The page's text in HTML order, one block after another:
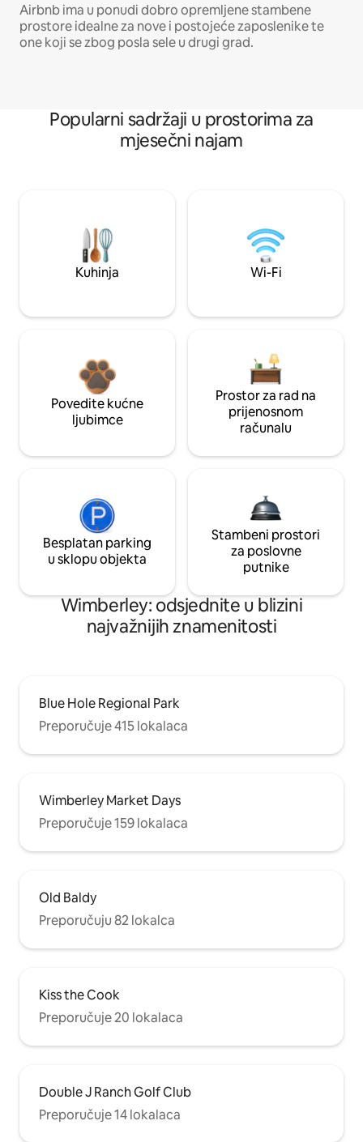
Airbnb ima u ponudi dobro opremljene stambene
prostore idealne za nove i postojeće zaposlenike te
one koji se zbog posla sele u drugi grad.
Popularni sadržaji u prostorima za
mjesečni najam
Kuhinja Wi-Fi
Povedite kućne
ljubimce
Prostor za rad na
prijenosnom
računalu
Besplatan parking
u sklopu objekta
Stambeni prostori
za poslovne
putnike
Wimberley: odsjednite u blizini
najvažnijih znamenitosti
Blue Hole Regional Park
Preporučuje 415 lokalaca
Wimberley Market Days
Preporučuje 159 lokalaca
Old Baldy
Preporučuju 82 lokalca
Kiss the Cook
Preporučuje 20 lokalaca
Double J Ranch Golf Club
Preporučuje 14 lokalaca